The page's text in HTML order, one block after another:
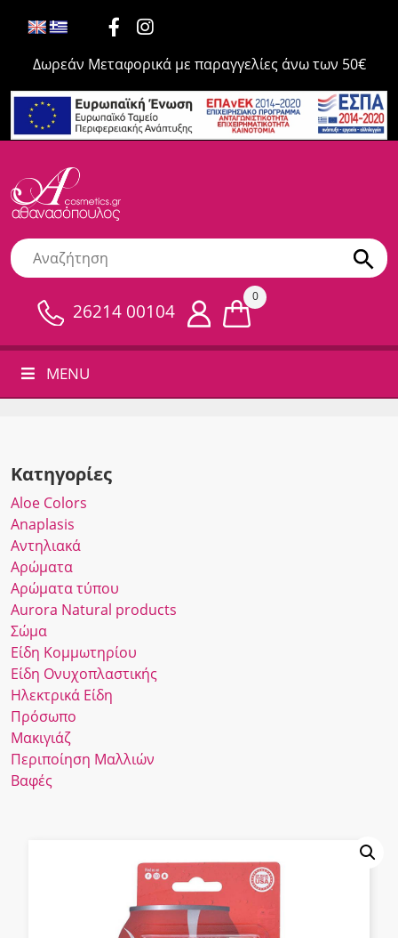
Δωρεάν Μεταφορικά με παραγγελίες άνω των 50€
26214 00104
0
MENU
Κατηγορίες
Αloe Colors
Anaplasis
Αντηλιακά
Αρώματα
Αρώματα τύπου
Αurora Νatural products
Σώμα
Είδη Κομμωτηρίου
Είδη Ονυχοπλαστικής
Ηλεκτρικά Είδη
Πρόσωπο
Μακιγιάζ
Περιποίηση Μαλλιών
Βαφές